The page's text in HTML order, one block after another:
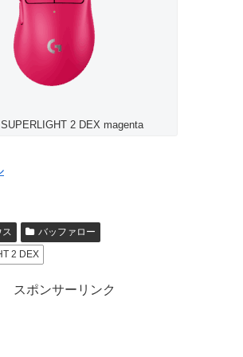
2 DEX magenta
バッファロー
2 DEX
スポンサーリンク